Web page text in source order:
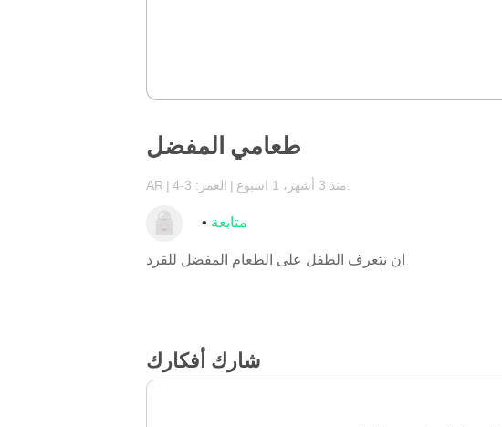
طعامي المفضل
AR العمر: 3-4
متابعة
ان يتعرف الطفل على الطعام المفضل للقرد
شارك أفكارك